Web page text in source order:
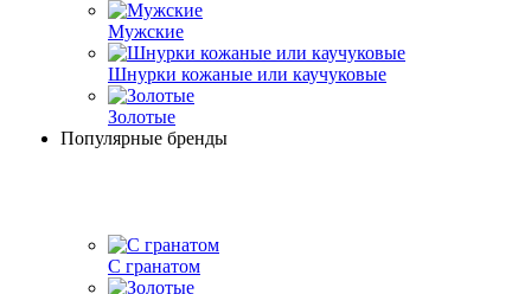
Мужские
Шнурки кожаные или каучуковые
Золотые
Популярные бренды
С гранатом